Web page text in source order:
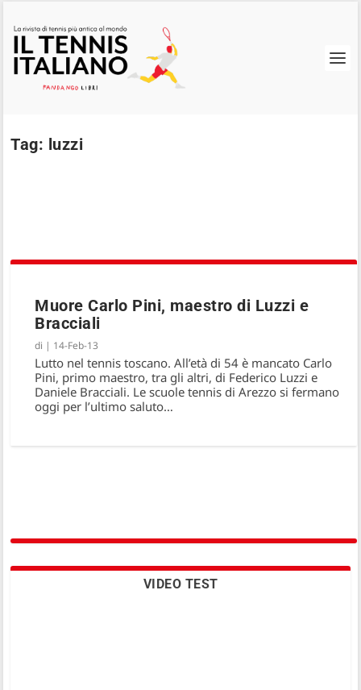
Tag: luzzi
Federico Luzzi: sono passati 4 anni…
Muore Carlo Pini, maestro di Luzzi e
Bracciali
di | 14-Feb-13
Lutto nel tennis toscano. All’età di 54 è mancato Carlo
Pini, primo maestro, tra gli altri, di Federico Luzzi e
Daniele Bracciali. Le scuole tennis di Arezzo si fermano
oggi per l’ultimo saluto…
VIDEO TEST